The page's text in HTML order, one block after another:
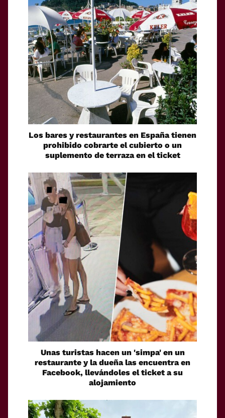
Los bares y restaurantes en España tienen
prohibido cobrarte el cubierto o un
suplemento de terraza en el ticket
Unas turistas hacen un 'simpa' en un
restaurante y la dueña las encuentra en
Facebook, llevándoles el ticket a su
alojamiento